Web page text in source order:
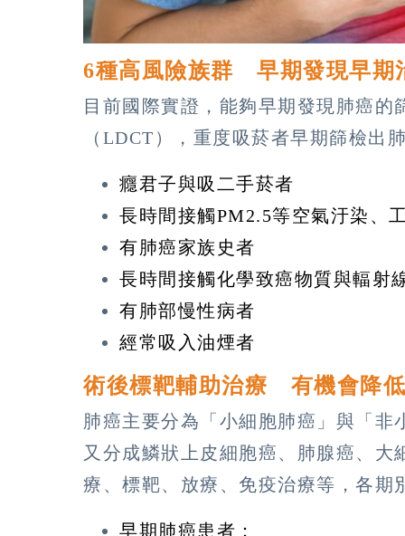
6種高風險族群 早期發現早期
目前國際實證，能夠早期發現肺癌
（LDCT），重度吸菸者早期篩檢出
癮君子與吸二手菸者
長時間接觸PM2.5等空氣汙染、
有肺癌家族史者
長時間接觸化學致癌物質與輻射
有肺部慢性病者
經常吸入油煙者
術後標靶輔助治療 有機會降
肺癌主要分為「小細胞肺癌」與「
又分成鱗狀上皮細胞癌、肺腺癌、
療、標靶、放療、免疫治療等，各期
早期肺癌患者：